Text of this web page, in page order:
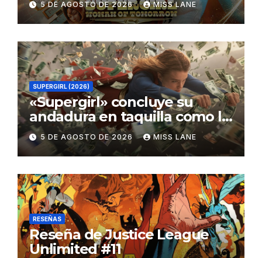
5 DE AGOSTO DE 2026 MISS LANE
SUPERGIRL (2026)
«Supergirl» concluye su
andadura en taquilla como la
película de DC con menor
recaudación desde
«Catwoman»
5 DE AGOSTO DE 2026 MISS LANE
RESEÑAS
Reseña de Justice League
Unlimited #11